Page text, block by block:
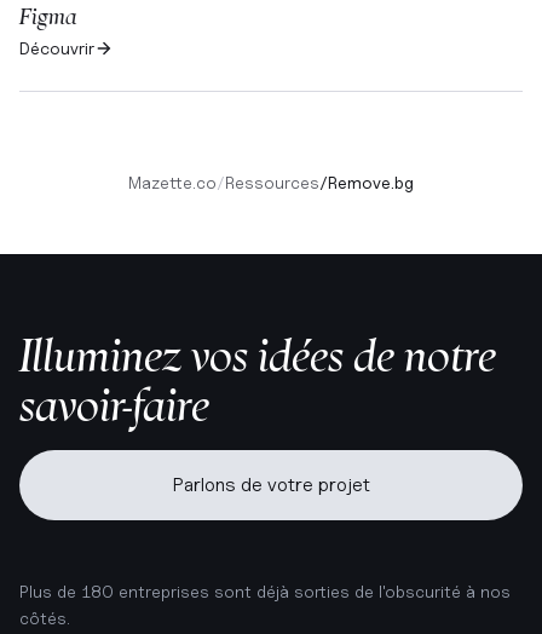
Figma
Découvrir
Mazette.co/Ressources/Remove.bg
Illuminez vos idées de notre
savoir-faire
Parlons de votre projet
Plus de 180 entreprises sont déjà sorties de l'obscurité à nos
côtés.